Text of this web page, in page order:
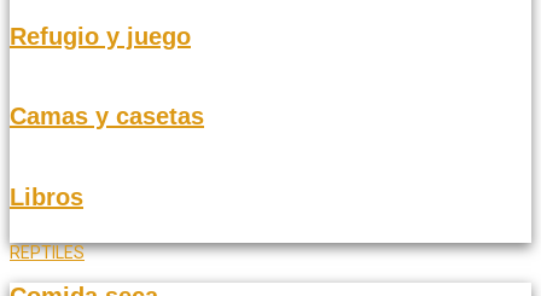
Refugio y juego
Camas y casetas
Libros
REPTILES